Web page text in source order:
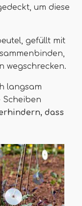
um diese
gefüllt mit
wegschrecken.
langsam
dass